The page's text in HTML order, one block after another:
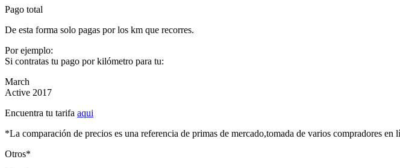
Pago total
De esta forma solo pagas por los km que recorres.
Por ejemplo:
Si contratas tu pago por kilómetro para tu:
March
Active 2017
Encuentra tu tarifa aqui
*La comparación de precios es una referencia de primas de mercado,tomada de varios compradores en
Otros*